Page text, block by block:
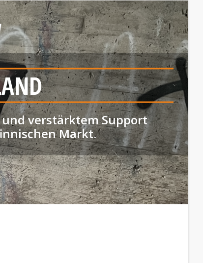
verstärktem Support
Markt.